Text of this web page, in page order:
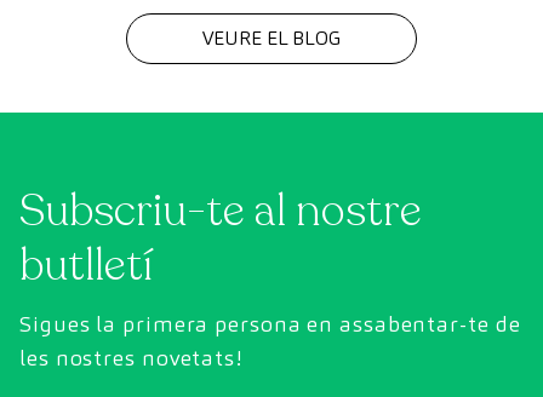
cada diagnòstic
VEURE EL BLOG
Subscriu-te al nostre
butlletí
Sigues la primera persona en assabentar-te de
les nostres novetats!